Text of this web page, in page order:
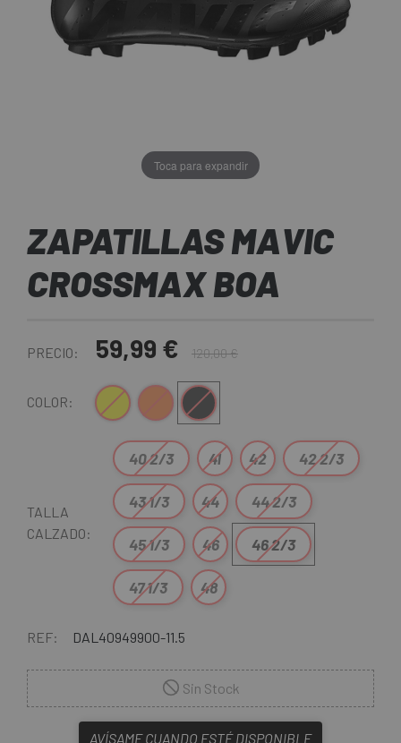
Toca para expandir
ZAPATILLAS MAVIC
CROSSMAX BOA
PRECIO: 59,99 € 120,00 €
COLOR: AmarilloNaranjaNegro
TALLA
CALZADO:
40 2/3 41 42 42 2/3
43 1/3 44 44 2/3
45 1/3 46 46 2/3
47 1/3 48
REF: DAL40949900-11.5
Sin Stock
AVÍSAME CUANDO ESTÉ DISPONIBLE